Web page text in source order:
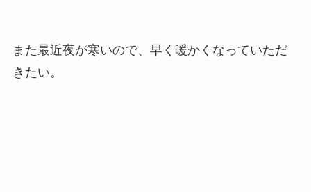
また最近夜が寒いので、早く暖かくなっていただ
きたい。